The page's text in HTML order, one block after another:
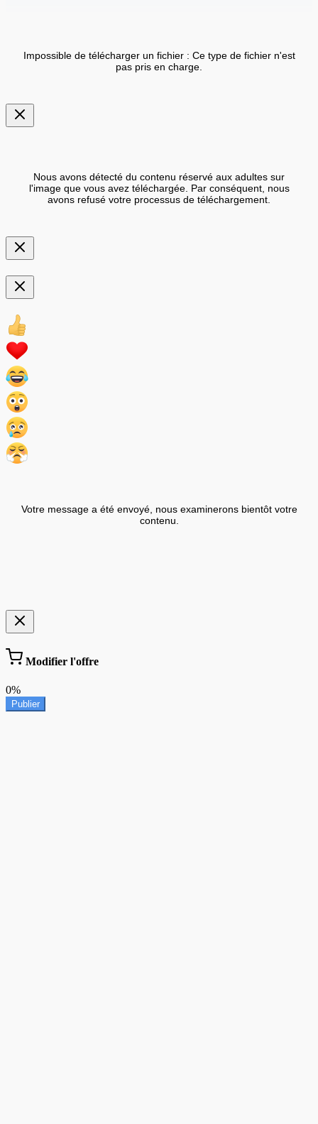
Impossible de télécharger un fichier : Ce type de fichier n'est
pas pris en charge.
Nous avons détecté du contenu réservé aux adultes sur
l'image que vous avez téléchargée. Par conséquent, nous
avons refusé votre processus de téléchargement.
Votre message a été envoyé, nous examinerons bientôt votre
contenu.
Modifier l'offre
0%
Publier